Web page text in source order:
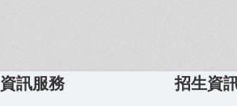
資訊服務 招生資